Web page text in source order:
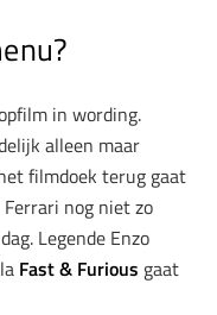
in wording.
alleen maar
filmdoek terug gaat
nog niet zo
Legende Enzo
Fast & Furious gaat